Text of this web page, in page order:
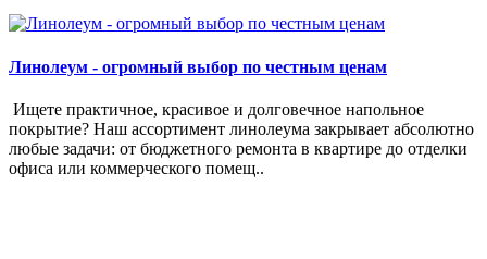
Линолеум - огромный выбор по честным ценам
Ищете практичное, красивое и долговечное напольное
покрытие? Наш ассортимент линолеума закрывает абсолютно
любые задачи: от бюджетного ремонта в квартире до отделки
офиса или коммерческого помещ..